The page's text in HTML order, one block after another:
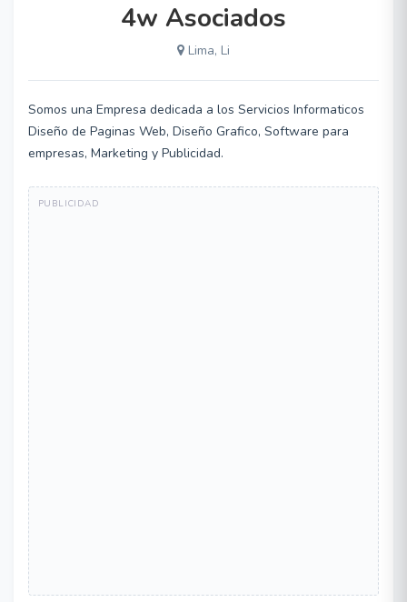
4w Asociados
Lima, Li
Somos una Empresa dedicada a los Servicios Informaticos
Diseño de Paginas Web, Diseño Grafico, Software para
empresas, Marketing y Publicidad.